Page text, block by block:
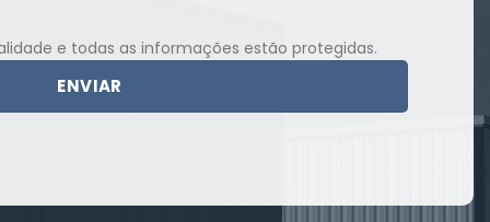
e todas as informações estão protegidas.